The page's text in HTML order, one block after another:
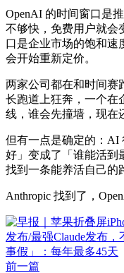
OpenAI 的时间窗口是
不够快，免费用户就会
口是企业市场的饱和速
会开始重新定价。
两家公司都在和时间赛
长跑道上狂奔，一个在
线，谁会先撞墙，现在
但有一点是确定的：AI
好」变成了「谁能活到
找到一条能养活自己的
Anthropic 找到了，
前一篇